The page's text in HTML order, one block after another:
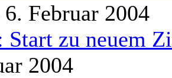
6. Februar 2004
Start zu neuem
2004